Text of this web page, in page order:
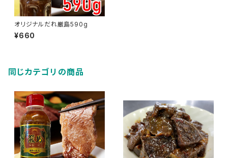
オリジナルだれ厳島590g
¥660
同じカテゴリの商品